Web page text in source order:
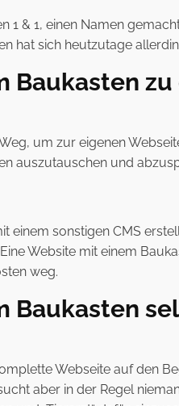
& 1, einen Namen
hat sich heutzutage
Baukasten
um zur eigenen
auszutauschen und
sonstigen CMS
Website mit einem
weg.
Baukasten
Webseite auf den
aber in der Regel